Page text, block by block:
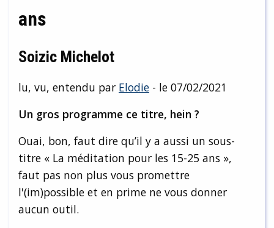
ans
Soizic Michelot
lu, vu, entendu par Elodie - le 07/02/2021
Un gros programme ce titre, hein ?
Ouai, bon, faut dire qu’il y a aussi un sous-
titre « La méditation pour les 15-25 ans »,
faut pas non plus vous promettre
l'(im)possible et en prime ne vous donner
aucun outil.